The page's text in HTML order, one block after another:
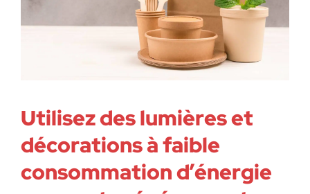
Utilisez des lumières et
décorations à faible
consommation d’énergie